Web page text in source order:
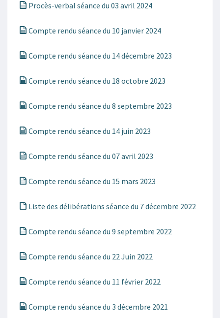
Procès-verbal séance du 03 avril 2024
Compte rendu séance du 10 janvier 2024
Compte rendu séance du 14 décembre 2023
Compte rendu séance du 18 octobre 2023
Compte rendu séance du 8 septembre 2023
Compte rendu séance du 14 juin 2023
Compte rendu séance du 07 avril 2023
Compte rendu séance du 15 mars 2023
Liste des délibérations séance du 7 décembre 2022
Compte rendu séance du 9 septembre 2022
Compte rendu séance du 22 Juin 2022
Compte rendu séance du 11 février 2022
Compte rendu séance du 3 décembre 2021